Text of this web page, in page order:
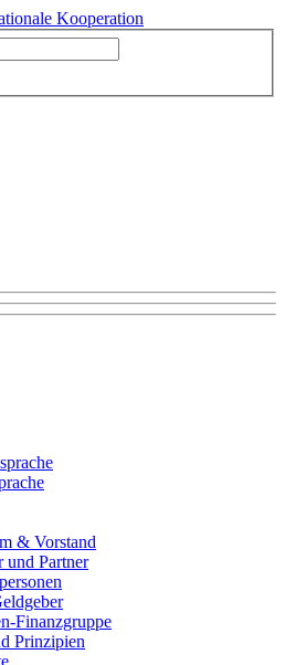
Kooperation
& Vorstand
und Partner
Finanzgruppe
Prinzipien